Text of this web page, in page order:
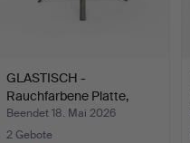
GLASTISCH -
Rauchfarbene Platte,
Untergest…
Beendet 18. Mai 2026
2 Gebote